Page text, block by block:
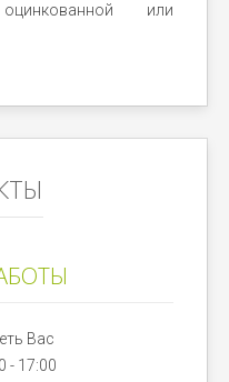
или
Вас
- 17:00